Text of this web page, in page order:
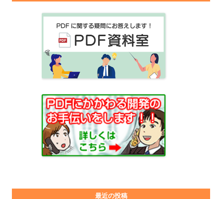
最近の投稿